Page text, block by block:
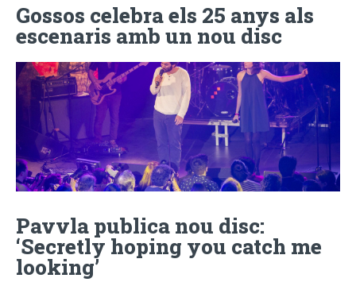
Gossos celebra els 25 anys als
escenaris amb un nou disc
Pavvla publica nou disc:
‘Secretly hoping you catch me
looking’